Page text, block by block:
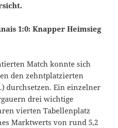
1:0: Knapper Heimsieg
Match konnte sich
den zehntplatzierten
durchsetzen. Ein einzelner
drei wichtige
vierten Tabellenplatz
Marktwerts von rund 5,2